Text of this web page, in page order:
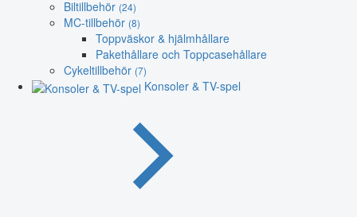
Biltillbehör (24)
MC-tillbehör (8)
Toppväskor & hjälmhållare
Pakethållare och Toppcasehållare
Cykeltillbehör (7)
Konsoler & TV-spel